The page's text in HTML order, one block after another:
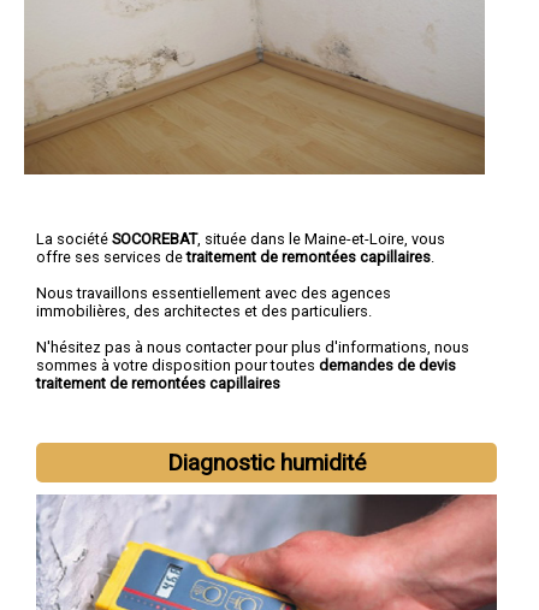
La société SOCOREBAT, située dans le Maine-et-Loire, vous
offre ses services detraitement de remontées capillaires
Nous travaillons essentiellement avec des agences
immobilières, des architectes et des particuliers.
N'hésitez pas à nous contacter pour plus d'informations, nous
sommes à votre disposition pour toutes demandes de devis
traitement de remontées capillaires
Diagnostic humidité